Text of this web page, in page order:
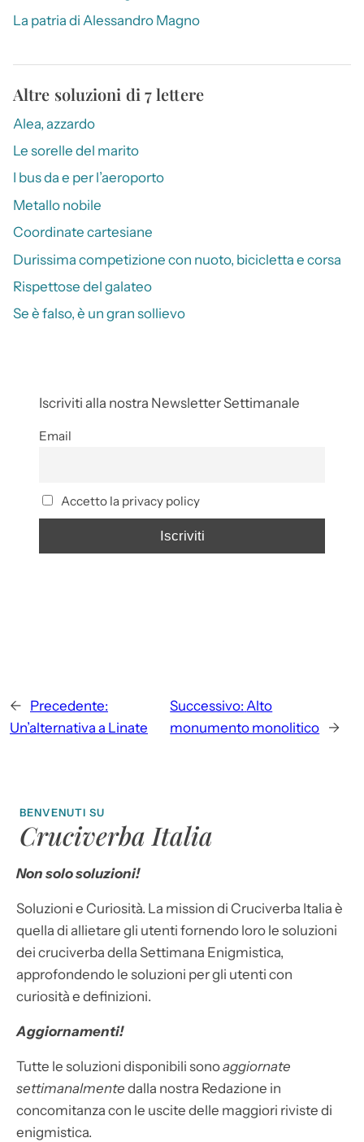
La patria di Alessandro Magno
Altre soluzioni di 7 lettere
Alea, azzardo
Le sorelle del marito
I bus da e per l’aeroporto
Metallo nobile
Coordinate cartesiane
Durissima competizione con nuoto, bicicletta e corsa
Rispettose del galateo
Se è falso, è un gran sollievo
Iscriviti alla nostra Newsletter Settimanale
Email
Accetto la privacy policy
← Precedente:
Un’alternativa a Linate
Successivo: Alto
monumento monolitico →
BENVENUTI SU
Cruciverba Italia
Non solo soluzioni!
Soluzioni e Curiosità. La mission di Cruciverba Italia è
quella di allietare gli utenti fornendo loro le soluzioni
dei cruciverba della Settimana Enigmistica,
approfondendo le soluzioni per gli utenti con
curiosità e definizioni.
Aggiornamenti!
Tutte le soluzioni disponibili sonoaggiornate
settimanalmente dalla nostra Redazione in
concomitanza con le uscite delle maggiori riviste di
enigmistica.